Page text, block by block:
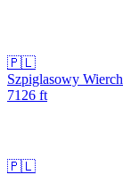
🇵🇱
Szpiglasowy Wierch
7126 ft
🇵🇱